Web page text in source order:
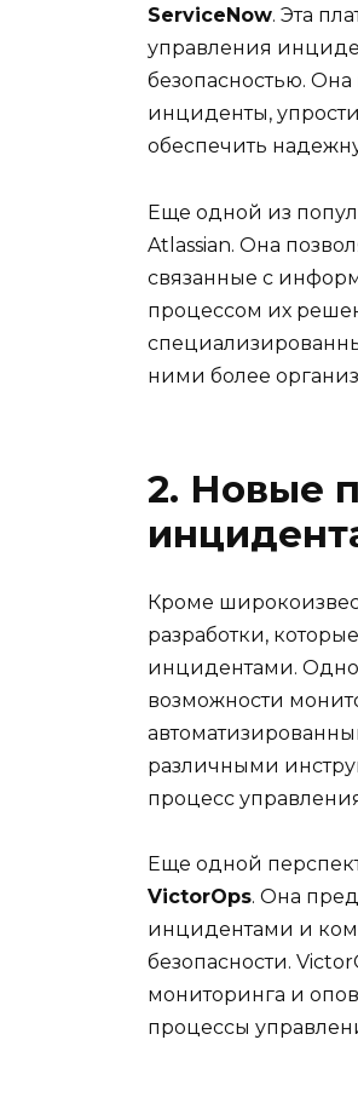
ServiceNow. Эта
управления
безопасностью. Она
инциденты,
обеспечить
Еще одной из
Atlassian. Она
связанные с
процессом их
ними более
2. Новые
Кроме
разработки,
инцидентами.
возможности
различными
процесс
Еще одной
VictorOps. Она
инцидентами и
безопасности.
мониторинга и
процессы